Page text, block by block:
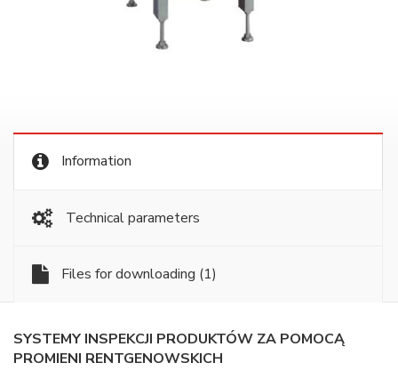
Information
Technical parameters
Files for downloading (1)
SYSTEMY INSPEKCJI PRODUKTÓW ZA POMOCĄ
PROMIENI RENTGENOWSKICH